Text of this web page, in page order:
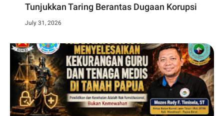
Tunjukkan Taring Berantas Dugaan Korupsi
July 31, 2026